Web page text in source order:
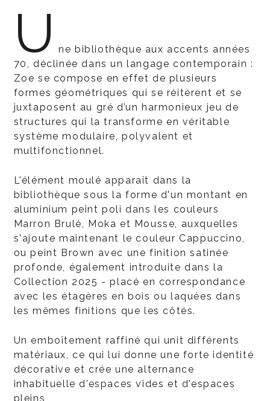
U
ne bibliothèque aux accents années
70, déclinée dans un langage contemporain :
Zoe se compose en effet de plusieurs
formes géométriques qui se réitèrent et se
juxtaposent au gré d’un harmonieux jeu de
structures qui la transforme en véritable
système modulaire, polyvalent et
multifonctionnel.
L'élément moulé apparaît dans la
bibliothèque sous la forme d'un montant en
aluminium peint poli dans les couleurs
Marron Brulé, Moka et Mousse, auxquelles
s'ajoute maintenant le couleur Cappuccino,
ou peint Brown avec une finition satinée
profonde, également introduite dans la
Collection 2025 - placé en correspondance
avec les étagères en bois ou laquées dans
les mêmes finitions que les côtés.
Un emboîtement raffiné qui unit différents
matériaux, ce qui lui donne une forte identité
décorative et crée une alternance
inhabituelle d'espaces vides et d'espaces
pleins